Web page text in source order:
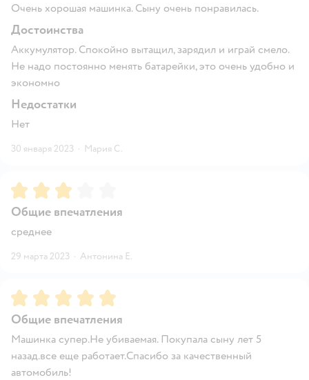
Очень хорошая машинка. Сыну очень понравилась.
Достоинства
Аккумулятор. Спокойно вытащил, зарядил и играй смело.
Не надо постоянно менять батарейки, это очень удобно и
экономно
Недостатки
Нет
30 января 2023 · Мария С.
Рейтинг:3
Общие впечатления
среднее
29 марта 2023 · Антонина Е.
Рейтинг:5
Общие впечатления
Машинка супер.Не убиваемая. Покупала сыну лет 5
назад.все еще работает.Спасибо за качественный
автомобиль!